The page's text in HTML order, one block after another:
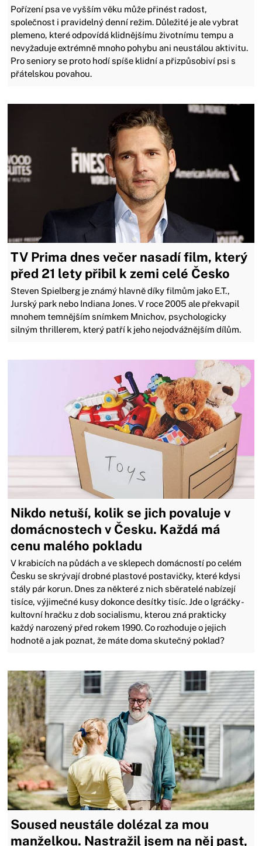
Pořízení psa ve vyšším věku může přinést radost,
společnost i pravidelný denní režim. Důležité je ale vybrat
plemeno, které odpovídá klidnějšímu životnímu tempu a
nevyžaduje extrémně mnoho pohybu ani neustálou aktivitu.
Pro seniory se proto hodí spíše klidní a přizpůsobiví psi s
přátelskou povahou.
TV Prima dnes večer nasadí film, který
před 21 lety přibil k zemi celé Česko
Steven Spielberg je známý hlavně díky filmům jako E.T.,
Jurský park nebo Indiana Jones. V roce 2005 ale překvapil
mnohem temnějším snímkem Mnichov, psychologicky
silným thrillerem, který patří k jeho nejodvážnějším dílům.
Nikdo netuší, kolik se jich povaluje v
domácnostech v Česku. Každá má
cenu malého pokladu
V krabicích na půdách a ve sklepech domácností po celém
Česku se skrývají drobné plastové postavičky, které kdysi
stály pár korun. Dnes za některé z nich sběratelé nabízejí
tisíce, výjimečné kusy dokonce desítky tisíc. Jde o Igráčky -
kultovní hračku z dob socialismu, kterou zná prakticky
každý narozený před rokem 1990. Co rozhoduje o jejich
hodnotě a jak poznat, že máte doma skutečný poklad?
Soused neustále dolézal za mou
manželkou. Nastražil jsem na něj past,